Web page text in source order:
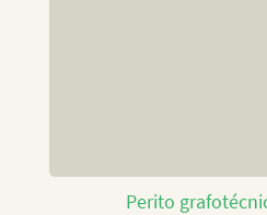
Perito